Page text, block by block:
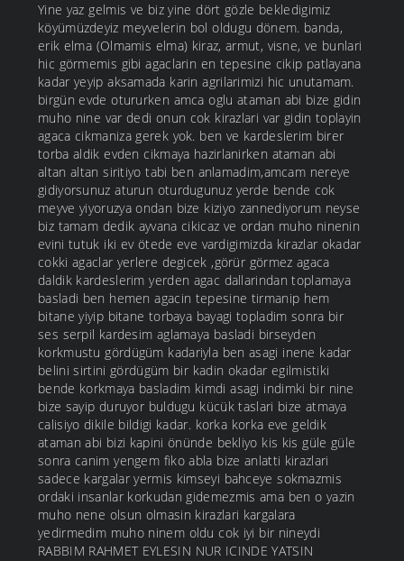
Yine yaz gelmis ve biz yine dört gözle bekledigimiz
köyümüzdeyiz meyvelerin bol oldugu dönem. banda,
erik elma (Olmamis elma) kiraz, armut, visne, ve bunlari
hic görmemis gibi agaclarin en tepesine cikip patlayana
kadar yeyip aksamada karin agrilarimizi hic unutamam.
birgün evde otururken amca oglu ataman abi bize gidin
muho nine var dedi onun cok kirazlari var gidin toplayin
agaca cikmaniza gerek yok. ben ve kardeslerim birer
torba aldik evden cikmaya hazirlanirken ataman abi
altan altan siritiyo tabi ben anlamadim,amcam nereye
gidiyorsunuz aturun oturdugunuz yerde bende cok
meyve yiyoruzya ondan bize kiziyo zannediyorum neyse
biz tamam dedik ayvana cikicaz ve ordan muho ninenin
evini tutuk iki ev ötede eve vardigimizda kirazlar okadar
cokki agaclar yerlere degicek ,görür görmez agaca
daldik kardeslerim yerden agac dallarindan toplamaya
basladi ben hemen agacin tepesine tirmanip hem
bitane yiyip bitane torbaya bayagi topladim sonra bir
ses serpil kardesim aglamaya basladi birseyden
korkmustu gördügüm kadariyla ben asagi inene kadar
belini sirtini gördügüm bir kadin okadar egilmistiki
bende korkmaya basladim kimdi asagi indimki bir nine
bize sayip duruyor buldugu kücük taslari bize atmaya
calisiyo dikile bildigi kadar. korka korka eve geldik
ataman abi bizi kapini önünde bekliyo kis kis güle güle
sonra canim yengem fiko abla bize anlatti kirazlari
sadece kargalar yermis kimseyi bahceye sokmazmis
ordaki insanlar korkudan gidemezmis ama ben o yazin
muho nene olsun olmasin kirazlari kargalara
yedirmedim muho ninem oldu cok iyi bir nineydi
RABBIM RAHMET EYLESIN NUR ICINDE YATSIN